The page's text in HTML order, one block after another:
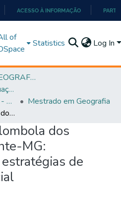
PARA
O
ACESSO À INFORMAÇÃO
of
Statistics Log In
INSTITUTO DE GEOGRAFIA
Programa de Pós-Graduação em Geografia - PPGGEO
Mestrado em Geografia - PPGGEO
Mestrado em Geografia
Comunidade quilombola dos Bagres em Vazante-MG: (re)existências e estratégias de (re)produção social
dos
MG:
de